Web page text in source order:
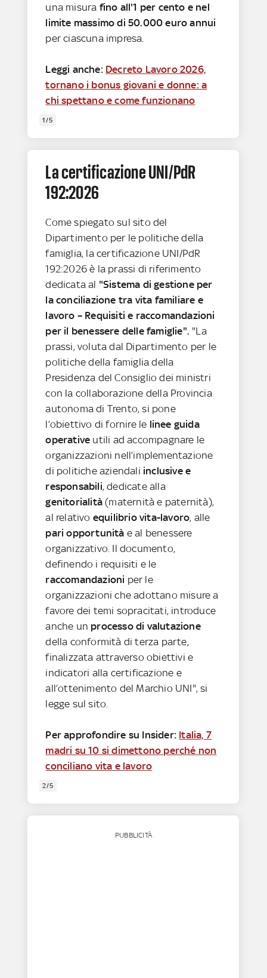
una misura fino all'1 per cento e nel
limite massimo di 50.000 euro annui
per ciascuna impresa.
Leggi anche: Decreto Lavoro 2026,
tornano i bonus giovani e donne: a
chi spettano e come funzionano
1/5
La certificazione UNI/PdR
192:2026
Come spiegato sul sito del
Dipartimento per le politiche della
famiglia, la certificazione UNI/PdR
192:2026 è la prassi di riferimento
dedicata al "Sistema di gestione per
la conciliazione tra vita familiare e
lavoro – Requisiti e raccomandazioni
per il benessere delle famiglie". "La
prassi, voluta dal Dipartimento per le
politiche della famiglia della
Presidenza del Consiglio dei ministri
con la collaborazione della Provincia
autonoma di Trento, si pone
l’obiettivo di fornire le linee guida
operative utili ad accompagnare le
organizzazioni nell’implementazione
di politiche aziendali inclusive e
responsabili, dedicate alla
genitorialità (maternità e paternità),
al relativo equilibrio vita-lavoro, alle
pari opportunità e al benessere
organizzativo. Il documento,
definendo i requisiti e le
raccomandazioni per le
organizzazioni che adottano misure a
favore dei temi sopracitati, introduce
anche un processo di valutazione
della conformità di terza parte,
finalizzata attraverso obiettivi e
indicatori alla certificazione e
all’ottenimento del Marchio UNI", si
legge sul sito.
Per approfondire su Insider: Italia, 7
madri su 10 si dimettono perché non
conciliano vita e lavoro
2/5
PUBBLICITÀ